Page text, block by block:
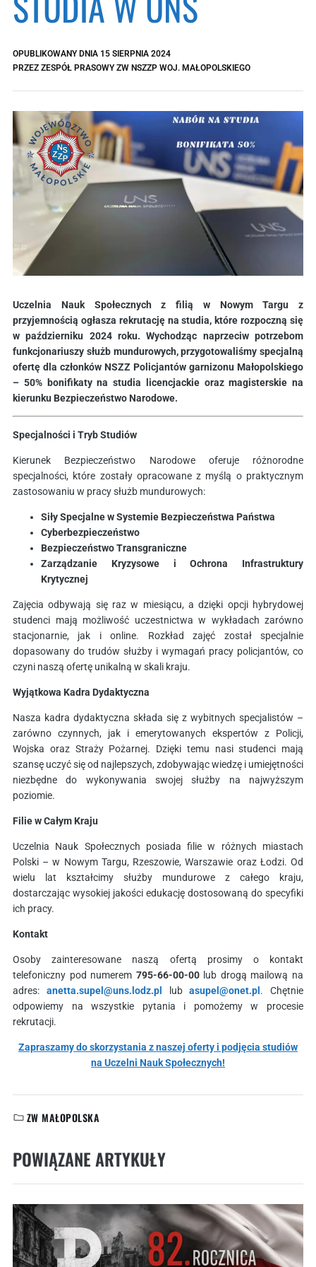
OPUBLIKOWANY DNIA 15 SIERPNIA 2024
PRZEZ ZESPÓŁ PRASOWY ZW NSZZP WOJ. MAŁOPOLSKIEGO
Uczelnia Nauk Społecznych z filią w Nowym Targu z
przyjemnością ogłasza rekrutację na studia, które rozpoczną się
w październiku 2024 roku. Wychodząc naprzeciw potrzebom
funkcjonariuszy służb mundurowych, przygotowaliśmy specjalną
ofertę dla członków NSZZ Policjantów garnizonu Małopolskiego
– 50% bonifikaty na studia licencjackie oraz magisterskie na
kierunku Bezpieczeństwo Narodowe.
Specjalności i Tryb Studiów
Kierunek Bezpieczeństwo Narodowe oferuje różnorodne
specjalności, które zostały opracowane z myślą o praktycznym
zastosowaniu w pracy służb mundurowych:
Siły Specjalne w Systemie Bezpieczeństwa Państwa
Cyberbezpieczeństwo
Bezpieczeństwo Transgraniczne
Zarządzanie Kryzysowe i Ochrona Infrastruktury
Krytycznej
Zajęcia odbywają się raz w miesiącu, a dzięki opcji hybrydowej
studenci mają możliwość uczestnictwa w wykładach zarówno
stacjonarnie, jak i online. Rozkład zajęć został specjalnie
dopasowany do trudów służby i wymagań pracy policjantów, co
czyni naszą ofertę unikalną w skali kraju.
Wyjątkowa Kadra Dydaktyczna
Nasza kadra dydaktyczna składa się z wybitnych specjalistów –
zarówno czynnych, jak i emerytowanych ekspertów z Policji,
Wojska oraz Straży Pożarnej. Dzięki temu nasi studenci mają
szansę uczyć się od najlepszych, zdobywając wiedzę i umiejętności
niezbędne do wykonywania swojej służby na najwyższym
poziomie.
Filie w Całym Kraju
Uczelnia Nauk Społecznych posiada filie w różnych miastach
Polski – w Nowym Targu, Rzeszowie, Warszawie oraz Łodzi. Od
wielu lat kształcimy służby mundurowe z całego kraju,
dostarczając wysokiej jakości edukację dostosowaną do specyfiki
ich pracy.
Kontakt
Osoby zainteresowane naszą ofertą prosimy o kontakt
telefoniczny pod numerem 795-66-00-00lub drogą mailową na
adres: anetta.supel@uns.lodz.pl lubasupel@onet.pl . Chętnie
odpowiemy na wszystkie pytania i pomożemy w procesie
rekrutacji.
Zapraszamy do skorzystania z naszej oferty i podjęcia studiów
na Uczelni Nauk Społecznych!
KATEGORIE:
ZW MAŁOPOLSKA
POWIĄZANE ARTYKUŁY